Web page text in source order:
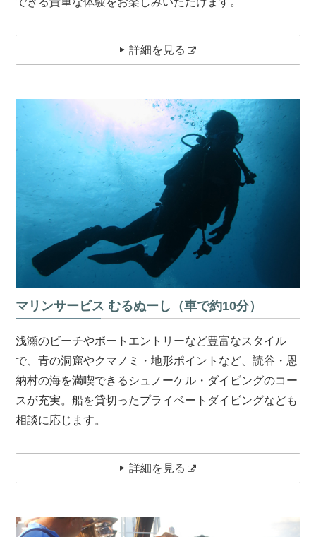
詳細を見る
マリンサービス むるぬーし（車で約10分）
浅瀬のビーチやボートエントリーなど豊富なスタイル
で、青の洞窟やクマノミ・地形ポイントなど、読谷・恩
納村の海を満喫できるシュノーケル・ダイビングのコー
スが充実。船を貸切ったプライベートダイビングなども
相談に応じます。
詳細を見る